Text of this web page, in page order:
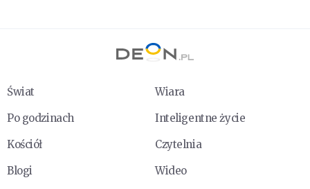
Świat
Wiara
Po godzinach
Inteligentne życie
Kościół
Czytelnia
Blogi
Wideo